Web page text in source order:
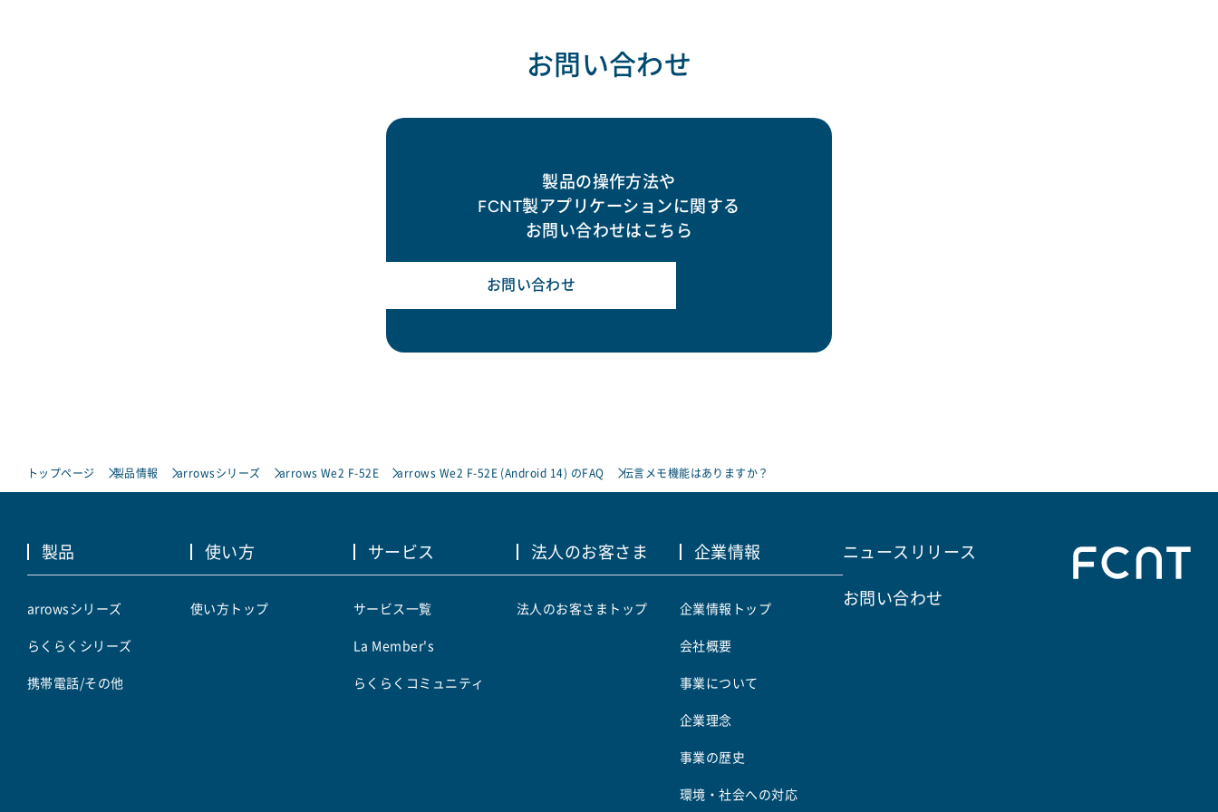
お問い合わせ
製品の操作方法や
FCNT製アプリケーションに関する
お問い合わせはこちら
お問い合わせ
トップページ 製品情報 arrowsシリーズ arrows We2 F-52E arrows We2 F-52E (Android 14) のFAQ 伝言メモ機能はありますか？
製品
arrowsシリーズ
らくらくシリーズ
携帯電話/その他
使い方
使い方トップ
サービス
サービス一覧
La Member's
らくらくコミュニティ
法人のお客さま
法人のお客さまトップ
企業情報
企業情報トップ
会社概要
事業について
企業理念
事業の歴史
環境・社会への対応
ニュースリリース
お問い合わせ